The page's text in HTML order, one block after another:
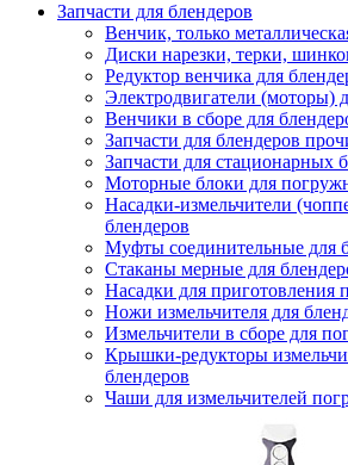
Запчасти для блендеров
Венчик, только
Диски нарезки, терки,
Редуктор венчика для
Электродвигатели (моторы)
Венчики в сборе для
Запчасти для блендеров
Запчасти для стационарных
Моторные блоки для
Насадки-измельчители
блендеров
Муфты соединительные для
Стаканы мерные для
Насадки для приготовления
Ножи измельчителя для
Измельчители в сборе для
Крышки-редукторы
блендеров
Чаши для измельчителей